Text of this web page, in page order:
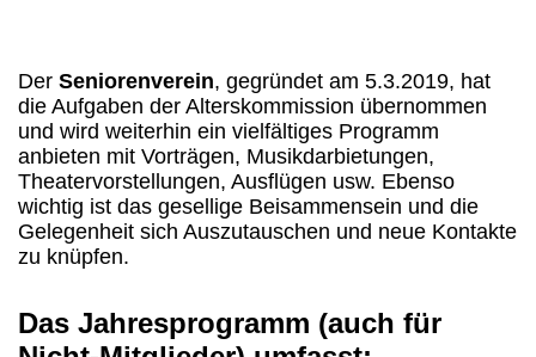
Der Seniorenverein, gegründet am 5.3.2019, hat
die Aufgaben der Alterskommission übernommen
und wird weiterhin ein vielfältiges Programm
anbieten mit Vorträgen, Musikdarbietungen,
Theatervorstellungen, Ausflügen usw. Ebenso
wichtig ist das gesellige Beisammensein und die
Gelegenheit sich Auszutauschen und neue Kontakte
zu knüpfen.
Das Jahresprogramm (auch für